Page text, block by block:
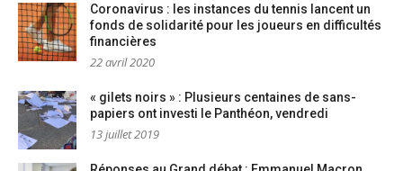
Coronavirus : les instances du tennis lancent un
fonds de solidarité pour les joueurs en difficultés
financières
22 avril 2020
« gilets noirs » : Plusieurs centaines de sans-
papiers ont investi le Panthéon, vendredi
13 juillet 2019